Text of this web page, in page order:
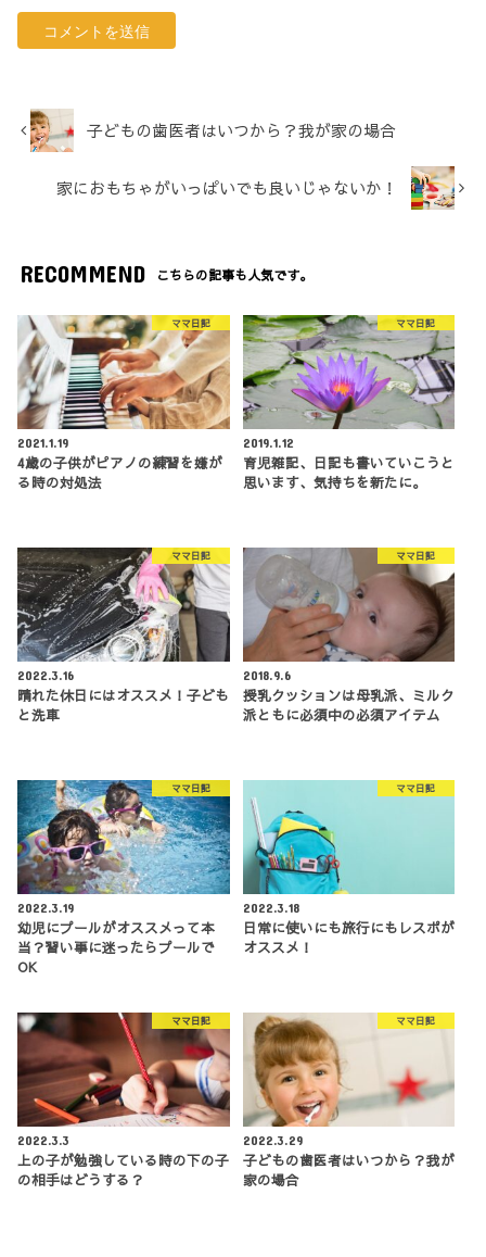
子どもの歯医者はいつから？我が家の場合
家におもちゃがいっぱいでも良いじゃないか！
RECOMMEND こちらの記事も人気です。
ママ日記
2021.1.19
4歳の子供がピアノの練習を嫌が
る時の対処法
ママ日記
2019.1.12
育児雑記、日記も書いていこうと
思います、気持ちを新たに。
ママ日記
2022.3.16
晴れた休日にはオススメ！子ども
と洗車
ママ日記
2018.9.6
授乳クッションは母乳派、ミルク
派ともに必須中の必須アイテム
ママ日記
2022.3.19
幼児にプールがオススメって本
当？習い事に迷ったらプールで
OK
ママ日記
2022.3.18
日常に使いにも旅行にもレスポが
オススメ！
ママ日記
2022.3.3
上の子が勉強している時の下の子
の相手はどうする？
ママ日記
2022.3.29
子どもの歯医者はいつから？我が
家の場合